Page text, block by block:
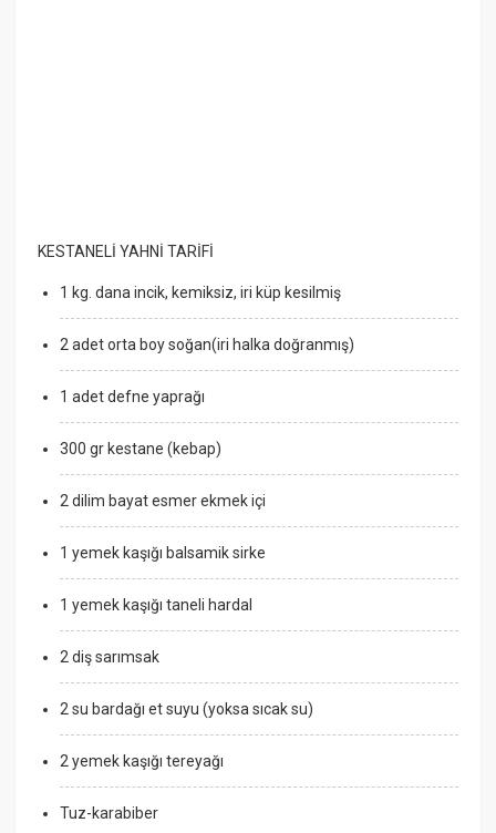
KESTANELİ YAHNİ TARİFİ
1 kg. dana incik, kemiksiz, iri küp kesilmiş
2 adet orta boy soğan(iri halka doğranmış)
1 adet defne yaprağı
300 gr kestane (kebap)
2 dilim bayat esmer ekmek içi
1 yemek kaşığı balsamik sirke
1 yemek kaşığı taneli hardal
2 diş sarımsak
2 su bardağı et suyu (yoksa sıcak su)
2 yemek kaşığı tereyağı
Tuz-karabiber